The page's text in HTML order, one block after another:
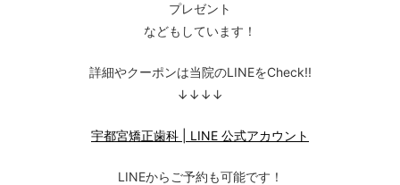
プレゼント
などもしています！
詳細やクーポンは当院のLINEをCheck!!
↓↓↓↓
宇都宮矯正歯科 | LINE 公式アカウント
LINEからご予約も可能です！